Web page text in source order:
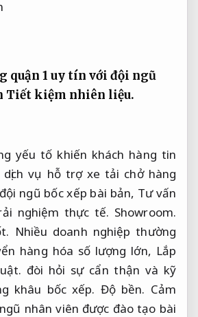
quận 1 uy tín với đội ngũ
Tiết kiệm nhiên liệu.
yếu tố khiến khách hàng tin
vụ hỗ trợ xe tải chở hàng
ngũ bốc xếp bài bản, Tư vấn
nghiệm thực tế. Showroom.
Nhiều doanh nghiệp thường
hàng hóa số lượng lớn, Lắp
đòi hỏi sự cẩn thận và kỹ
khâu bốc xếp. Độ bền. Cảm
nhân viên được đào tạo bài